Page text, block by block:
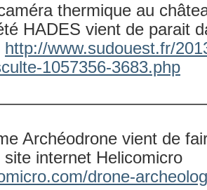
thermique au
HADES vient de parait
http://www.sudouest.fr/
1057356-3683.php
Archéodrone vient de
internet Helicomicro
drone-